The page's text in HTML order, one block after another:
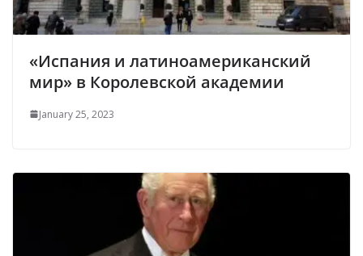
«Испания и латиноамериканский
мир» в Королевской академии
January 25, 2023